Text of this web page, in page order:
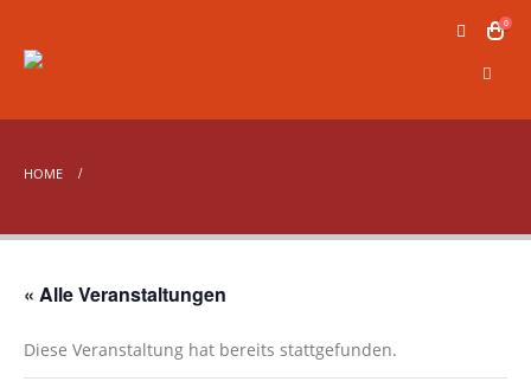
0
HOME
« Alle Veranstaltungen
Diese Veranstaltung hat bereits stattgefunden.